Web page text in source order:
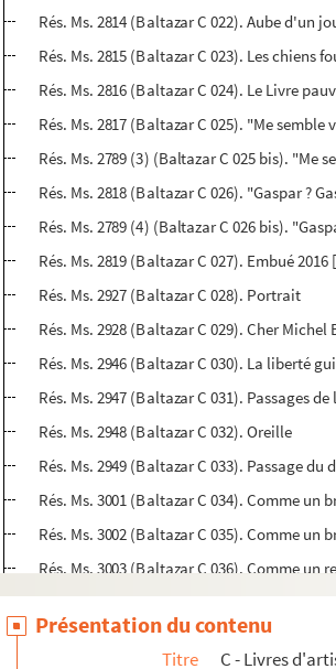
Rés. Ms. 2816 (Baltazar C 024). Le Livre
Rés. Ms. 2817 (Baltazar C 025). "Me
Rés. Ms. 2789 (3) (Baltazar C 025 bis).
Rés. Ms. 2818 (Baltazar C 026). "Gaspar ?
Rés. Ms. 2789 (4) (Baltazar C 026 bis).
Rés. Ms. 2819 (Baltazar
Rés. Ms. 2927 (Baltazar C 028). Portrait
Rés. Ms. 2946 (Baltazar C 030). La liberté
Rés. Ms. 2947 (Baltazar C 031). Passages
Rés. Ms. 2948 (Baltazar C 032). Oreille
Rés. Ms. 2949 (Baltazar C 033). Passage du
Rés. Ms. 3001 (Baltazar C 034). Comme
Rés. Ms. 3002 (Baltazar C 035). Comme
Rés. Ms. 3003 (Baltazar C 036). Comme
Rés. Ms. 3004 (Baltazar C 037). Si le corps
Rés. Ms. 3005 (Baltazar C 038). OuiL'Ile-
Présentation du contenu
Titre C - Livres